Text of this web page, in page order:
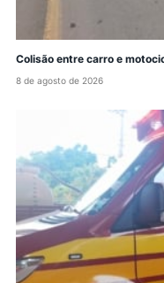
Colisão entre carro e
8 de agosto de 2026